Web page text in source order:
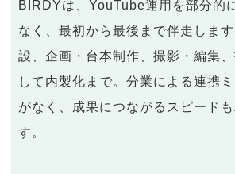
BIRDYは、YouTube運用を部分的
なく、最初から最後まで伴走しま
設、企画・台本制作、撮影・編集
して内製化まで。分業による連携
がなく、成果につながるスピード
す。